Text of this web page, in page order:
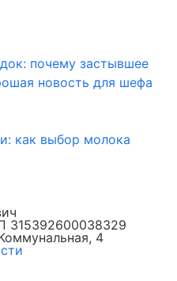
почему застывшее
новость для шефа
как выбор молока
4